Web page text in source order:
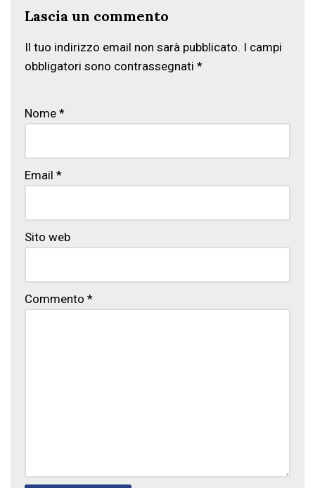
Lascia un commento
Il tuo indirizzo email non sarà pubblicato. I campi
obbligatori sono contrassegnati *
Nome *
Email *
Sito web
Commento *